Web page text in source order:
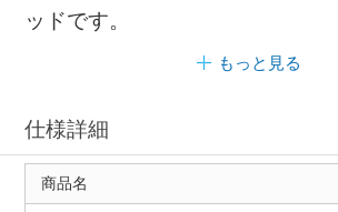
ッドです。
もっと見る
仕様詳細
商品名